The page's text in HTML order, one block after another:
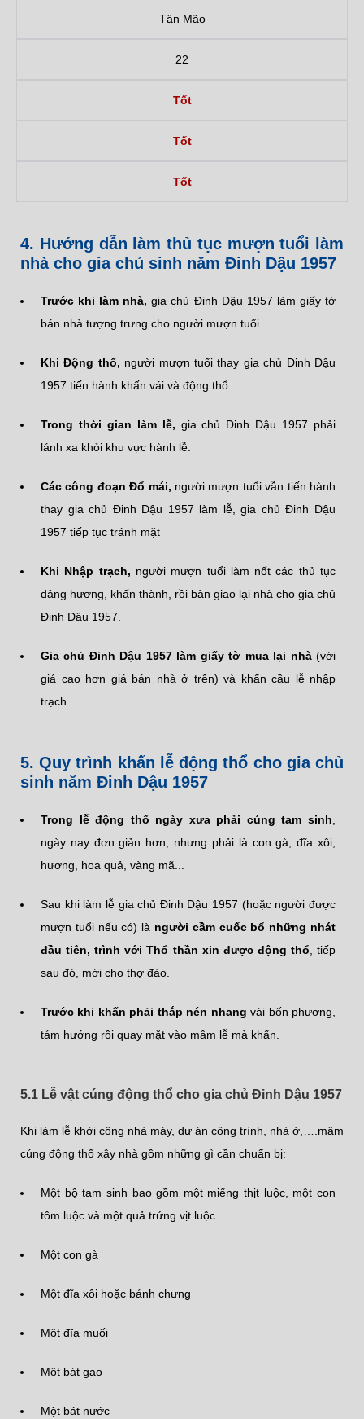
Tân Mão
22
Tốt
Tốt
Tốt
4. Hướng dẫn làm thủ tục mượn tuổi làm
nhà cho gia chủ sinh năm Đinh Dậu 1957
Trước khi làm nhà, gia chủ Đinh Dậu 1957 làm giấy tờ
bán nhà tượng trưng cho người mượn tuổi
Khi Động thổ, người mượn tuổi thay gia chủ Đinh Dậu
1957 tiến hành khấn vái và động thổ.
Trong thời gian làm lễ, gia chủ Đinh Dậu 1957 phải
lánh xa khỏi khu vực hành lễ.
Các công đoạn Đổ mái, người mượn tuổi vẫn tiến hành
thay gia chủ Đinh Dậu 1957 làm lễ, gia chủ Đinh Dậu
1957 tiếp tục tránh mặt
Khi Nhập trạch, người mượn tuổi làm nốt các thủ tục
dâng hương, khấn thành, rồi bàn giao lại nhà cho gia chủ
Đinh Dậu 1957.
Gia chủ Đinh Dậu 1957 làm giấy tờ mua lại nhà(với
giá cao hơn giá bán nhà ở trên) và khấn cầu lễ nhập
trạch.
5. Quy trình khấn lễ động thổ cho gia chủ
sinh năm Đinh Dậu 1957
Trong lễ động thổ ngày xưa phải cúng tam sinh
ngày nay đơn giản hơn, nhưng phải là con gà, đĩa xôi,
hương, hoa quả, vàng mã...
Sau khi làm lễ gia chủ Đinh Dậu 1957 (hoặc người được
mượn tuổi nếu có) là người cầm cuốc bổ những nhát
đầu tiên, trình với Thổ thần xin được động thổ , tiếp
sau đó, mới cho thợ đào.
Trước khi khấn phải thắp nén nhang vái bốn phương,
tám hướng rồi quay mặt vào mâm lễ mà khấn.
5.1 Lễ vật cúng động thổ cho gia chủ Đinh Dậu 1957
Khi làm lễ khởi công nhà máy, dự án công trình, nhà ở,….mâm
cúng động thổ xây nhà gồm những gì cần chuẩn bị:
Một bộ tam sinh bao gồm một miếng thịt luộc, một con
tôm luộc và một quả trứng vịt luộc
Một con gà
Một đĩa xôi hoặc bánh chưng
Một đĩa muối
Một bát gạo
Một bát nước